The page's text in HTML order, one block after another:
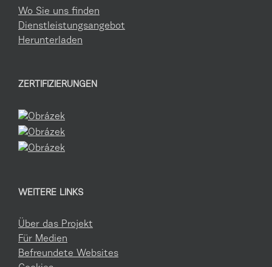
Wo Sie uns finden
Dienstleistungsangebot
Herunterladen
ZERTIFIZIERUNGEN
WEITERE LINKS
Über das Projekt
Für Medien
Befreundete Websites